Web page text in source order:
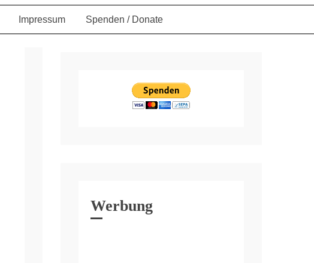
Impressum Spenden / Donate
Werbung